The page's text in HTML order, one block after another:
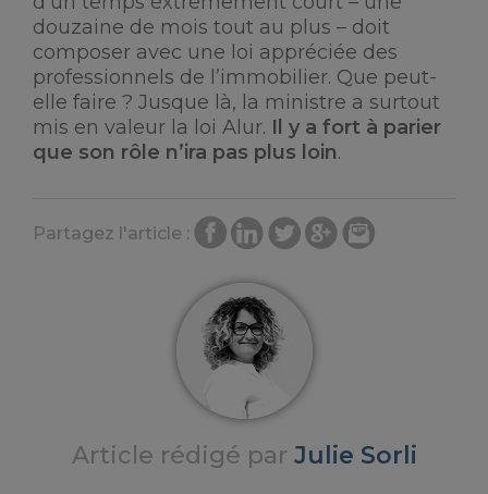
douzaine de mois tout au plus – doit
composer avec une loi appréciée des
professionnels de l’immobilier. Que peut-
elle faire ? Jusque là, la ministre a surtout
mis en valeur la loi Alur. Il y a fort à parier
que son rôle n’ira pas plus loin.
Partagez l'article :
Article rédigé par Julie Sorli